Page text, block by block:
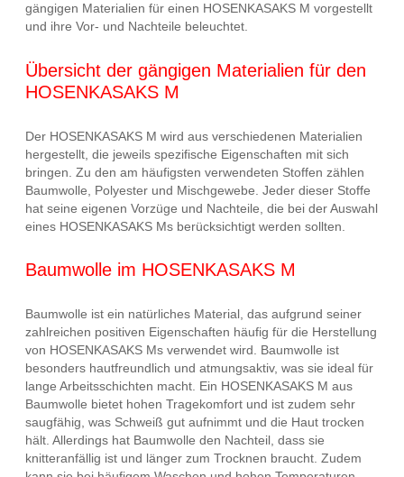
gängigen Materialien für einen HOSENKASAKS M vorgestellt
und ihre Vor- und Nachteile beleuchtet.
Übersicht der gängigen Materialien für den
HOSENKASAKS M
Der HOSENKASAKS M wird aus verschiedenen Materialien
hergestellt, die jeweils spezifische Eigenschaften mit sich
bringen. Zu den am häufigsten verwendeten Stoffen zählen
Baumwolle, Polyester und Mischgewebe. Jeder dieser Stoffe
hat seine eigenen Vorzüge und Nachteile, die bei der Auswahl
eines HOSENKASAKS Ms berücksichtigt werden sollten.
Baumwolle im HOSENKASAKS M
Baumwolle ist ein natürliches Material, das aufgrund seiner
zahlreichen positiven Eigenschaften häufig für die Herstellung
von HOSENKASAKS Ms verwendet wird. Baumwolle ist
besonders hautfreundlich und atmungsaktiv, was sie ideal für
lange Arbeitsschichten macht. Ein HOSENKASAKS M aus
Baumwolle bietet hohen Tragekomfort und ist zudem sehr
saugfähig, was Schweiß gut aufnimmt und die Haut trocken
hält. Allerdings hat Baumwolle den Nachteil, dass sie
knitteranfällig ist und länger zum Trocknen braucht. Zudem